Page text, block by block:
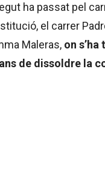
ha passat pel
el carrer
Maleras, on
de dissoldre la